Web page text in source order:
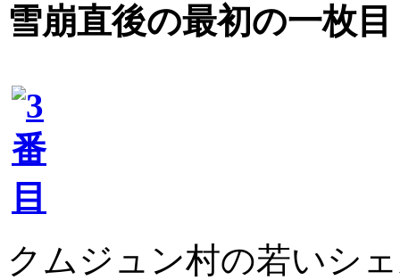
雪崩直後の最初の一枚目
クムジュン村の若いシ